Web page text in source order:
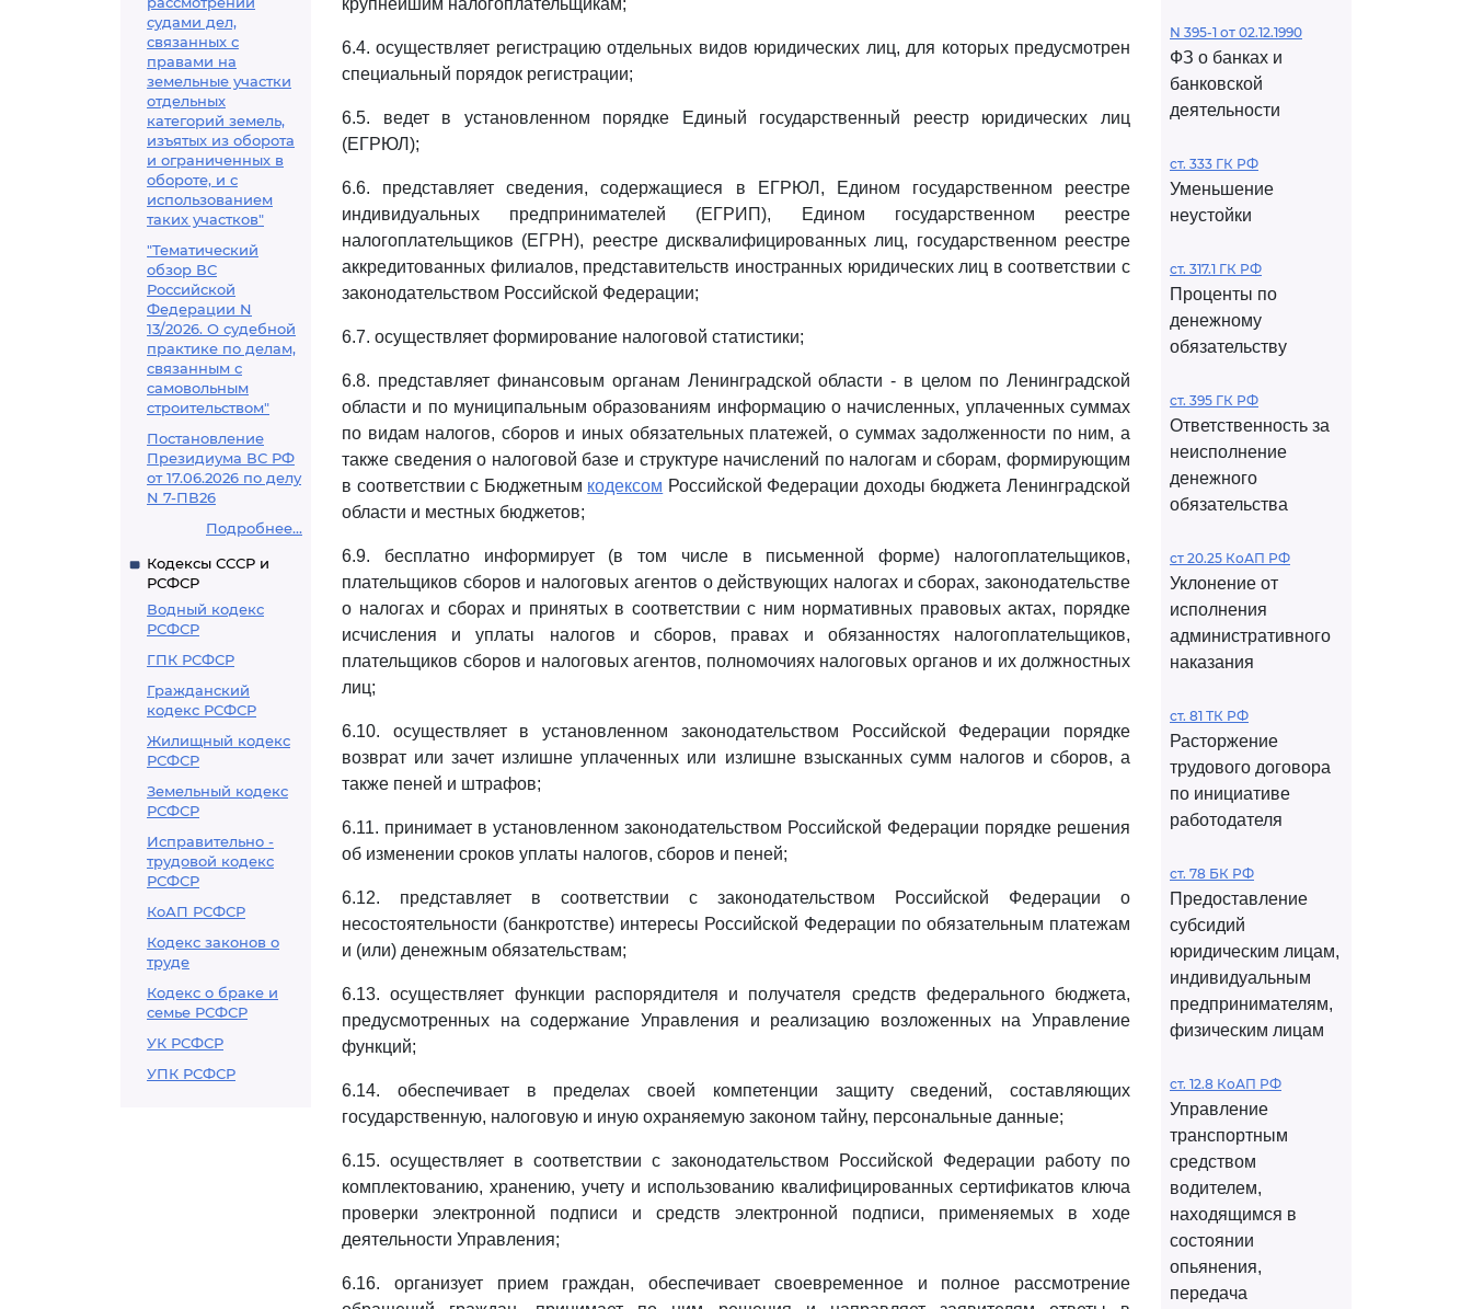
судами дел,
связанных с
правами на
земельные участки
отдельных
категорий земель,
изъятых из оборота
и ограниченных в
обороте, и с
использованием
таких участков"
"Тематический
обзор ВС
Российской
Федерации N
13/2026. О судебной
практике по делам,
связанным с
самовольным
строительством"
Постановление
Президиума ВС РФ
от 17.06.2026 по делу
N 7-ПВ26
Подробнее...
Кодексы СССР и
РСФСР
Водный кодекс
РСФСР
ГПК РСФСР
Гражданский
кодекс РСФСР
Жилищный кодекс
РСФСР
Земельный кодекс
РСФСР
Исправительно -
трудовой кодекс
РСФСР
КоАП РСФСР
Кодекс законов о
труде
Кодекс о браке и
семье РСФСР
УК РСФСР
УПК РСФСР
крупнейшим налогоплательщикам;
6.4. осуществляет регистрацию отдельных видов юридических лиц, для которых предусмотрен
специальный порядок регистрации;
6.5. ведет в установленном порядке Единый государственный реестр юридических лиц
(ЕГРЮЛ);
6.6. представляет сведения, содержащиеся в ЕГРЮЛ, Едином государственном реестре
индивидуальных предпринимателей (ЕГРИП), Едином государственном реестре
налогоплательщиков (ЕГРН), реестре дисквалифицированных лиц, государственном реестре
аккредитованных филиалов, представительств иностранных юридических лиц в соответствии с
законодательством Российской Федерации;
6.7. осуществляет формирование налоговой статистики;
6.8. представляет финансовым органам Ленинградской области - в целом по Ленинградской
области и по муниципальным образованиям информацию о начисленных, уплаченных суммах
по видам налогов, сборов и иных обязательных платежей, о суммах задолженности по ним, а
также сведения о налоговой базе и структуре начислений по налогам и сборам, формирующим
в соответствии с Бюджетным кодексом Российской Федерации доходы бюджета Ленинградской
области и местных бюджетов;
6.9. бесплатно информирует (в том числе в письменной форме) налогоплательщиков,
плательщиков сборов и налоговых агентов о действующих налогах и сборах, законодательстве
о налогах и сборах и принятых в соответствии с ним нормативных правовых актах, порядке
исчисления и уплаты налогов и сборов, правах и обязанностях налогоплательщиков,
плательщиков сборов и налоговых агентов, полномочиях налоговых органов и их должностных
лиц;
6.10. осуществляет в установленном законодательством Российской Федерации порядке
возврат или зачет излишне уплаченных или излишне взысканных сумм налогов и сборов, а
также пеней и штрафов;
6.11. принимает в установленном законодательством Российской Федерации порядке решения
об изменении сроков уплаты налогов, сборов и пеней;
6.12. представляет в соответствии с законодательством Российской Федерации о
несостоятельности (банкротстве) интересы Российской Федерации по обязательным платежам
и (или) денежным обязательствам;
6.13. осуществляет функции распорядителя и получателя средств федерального бюджета,
предусмотренных на содержание Управления и реализацию возложенных на Управление
функций;
6.14. обеспечивает в пределах своей компетенции защиту сведений, составляющих
государственную, налоговую и иную охраняемую законом тайну, персональные данные;
6.15. осуществляет в соответствии с законодательством Российской Федерации работу по
комплектованию, хранению, учету и использованию квалифицированных сертификатов ключа
проверки электронной подписи и средств электронной подписи, применяемых в ходе
деятельности Управления;
6.16. организует прием граждан, обеспечивает своевременное и полное рассмотрение
N 395-1 от 02.12.1990
ФЗ о банках и
банковской
деятельности
ст. 333 ГК РФ
Уменьшение
неустойки
ст. 317.1 ГК РФ
Проценты по
денежному
обязательству
ст. 395 ГК РФ
Ответственность за
неисполнение
денежного
обязательства
ст 20.25 КоАП РФ
Уклонение от
исполнения
административного
наказания
ст. 81 ТК РФ
Расторжение
трудового договора
по инициативе
работодателя
ст. 78 БК РФ
Предоставление
субсидий
юридическим лицам,
индивидуальным
предпринимателям,
физическим лицам
ст. 12.8 КоАП РФ
Управление
транспортным
средством
водителем,
находящимся в
состоянии
опьянения,
передача